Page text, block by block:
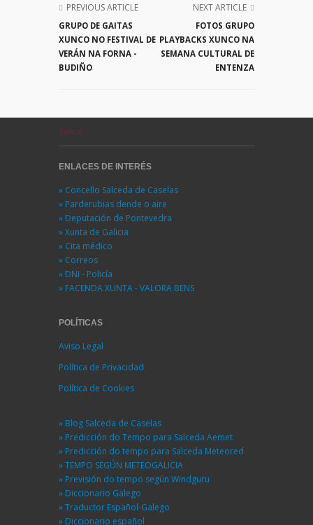
PREVIOUS ARTICLE
GRUPO DE GAITAS
XUNCO NO FESTIVAL DE
VERÁN NA FORNA -
BUDIÑO
NEXT ARTICLE
FOTOS GRUPO
PLAYBACKS XUNCO NA
SEMANA CULTURAL DE
ENTENZA
Xunco
ENLACES DE INTERÉS
» Concello Salceda de Caselas
» Parderubias dende o aire
» Deputación de Pontevedra
» Xunta de Galicia
» Cita médico
» Correos
» DNI - Policía
» FACENDA XUNTA - VALORA BENS
POLÍTICAS
Aviso Legal
Política de Privacidad
Política de Cookies
» Blog Salceda de Caselas
» Predicción do Tempo para Salceda Aemet
» Predicción do tempo para Salceda Meteored
» TEMPO SEGÚN METEOGALICIA
» Previsión do tempo según Windguru
» Diccionario Galego
» Traductor Español-Galego
» Diccionario español